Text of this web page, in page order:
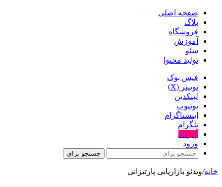
صفحه اصلی
بلاگ
فروشگاه
آموزش
سئو
تولید محتوا
فیس بوک
توییتر (X)
لینکدین
یوتیوب
اینستاگرام
تلگرام
ورود
جستجو برای
خانه/ویدئو بازاریابی پارتیزانی